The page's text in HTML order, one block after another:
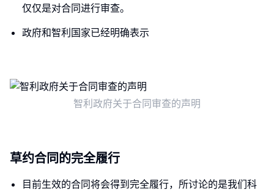
仅仅是对合同进行审查。
政府和智利国家已经明确表示
智利政府关于合同审查的声明
草约合同的完全履行
目前生效的合同将会得到完全履行，所讨论的是我们科